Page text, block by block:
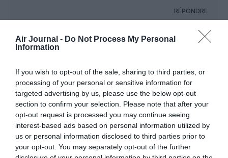
Air Journal - Do Not Process My Personal
Information
If you wish to opt-out of the sale, sharing to third parties, or
processing of your personal or sensitive information for
targeted advertising by us, please use the below opt-out
section to confirm your selection. Please note that after your
opt-out request is processed you may continue seeing
interest-based ads based on personal information utilized by
us or personal information disclosed to third parties prior to
your opt-out. You may separately opt-out of the further
RÉPONDRE
FAIRE UN DON
Appel aux lecteurs !
Soutenez Air Journal participezà son
développement !